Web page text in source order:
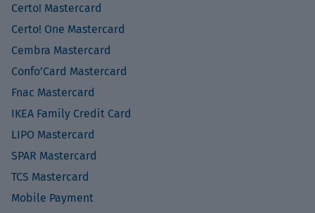
Certo! Mastercard
Certo! One Mastercard
Cembra Mastercard
Confo’Card Mastercard
Fnac Mastercard
IKEA Family Credit Card
LIPO Mastercard
SPAR Mastercard
TCS Mastercard
Mobile Payment